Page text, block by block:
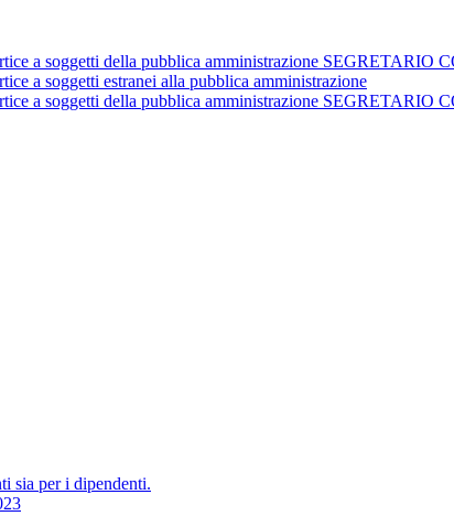
a soggetti della pubblica amministrazione
a soggetti estranei alla pubblica amministrazione
a soggetti della pubblica amministrazione
sia per i dipendenti.